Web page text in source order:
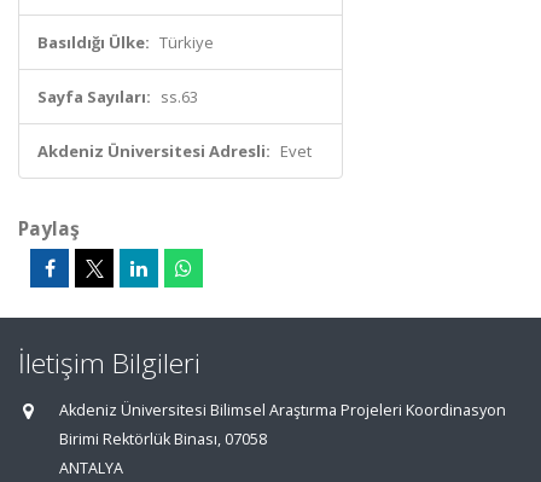
Basıldığı Ülke: Türkiye
Sayfa Sayıları: ss.63
Akdeniz Üniversitesi Adresli: Evet
Paylaş
İletişim Bilgileri
Akdeniz Üniversitesi Bilimsel Araştırma Projeleri Koordinasyon
Birimi Rektörlük Binası, 07058
ANTALYA